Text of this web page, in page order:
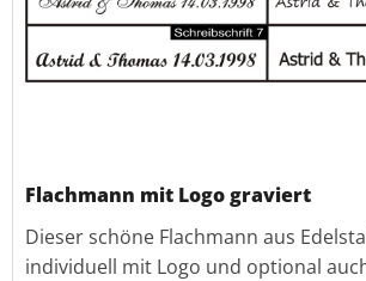
Flachmann mit Logo graviert
Dieser schöne Flachmann aus
individuell mit Logo und optional